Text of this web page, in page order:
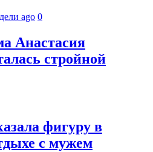
ago 0
Анастасия
стройной
фигуру в
с мужем